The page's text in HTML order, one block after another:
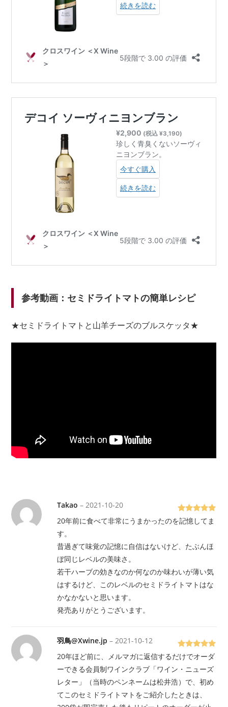
参考動画：セミドライトマトの簡単レシピ
★セミドライトマトと山羊チーズのブルスケッタ★
5段階で5
Takao– 2021-10-20
20年前に食べて非常にうまかったのを記憶してま
す。
昔過ぎて味覚の記憶に自信はないけど、たぶんほ
ぼ同じレベルの美味さ。
若干ハーブの効きなのか何なのか味わいが薄い気
はするけど、このレベルのセミドライトマトはな
かなかないと思います。
発売ありがとうございます。
5段階で
の評価
羽鳥@Xwine.jp– 2021-10-12
20年ほど前に、メルマガに返信するだけでオーダ
ーできる会員制ワインクラブ「ワイン・ニューズ
レター」（当時のペンネームは松井浩）で、初め
てこのセミドライトマトをご紹介したときは、